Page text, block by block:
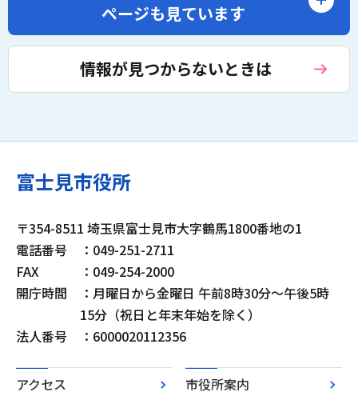
ページも見ています
情報が見つからないときは
富士見市役所
〒354-8511 埼玉県富士見市大字鶴馬1800番地の1
電話番号
：049-251-2711
FAX
：049-254-2000
開庁時間
：月曜日から金曜日 午前8時30分～午後5時
15分（祝日と年末年始を除く）
法人番号
：6000020112356
アクセス
市役所案内